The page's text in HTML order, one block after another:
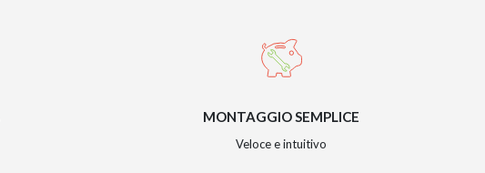
MONTAGGIO SEMPLICE
Veloce e intuitivo